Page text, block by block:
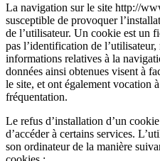
La navigation sur le site http://
susceptible de provoquer
de l’utilisateur. Un cookie est un
pas l’identification de
informations relatives à la
données ainsi obtenues visent à
le site, et ont également vocation
fréquentation.
Le refus d’installation d’un
d’accéder à certains services.
son ordinateur de la manière